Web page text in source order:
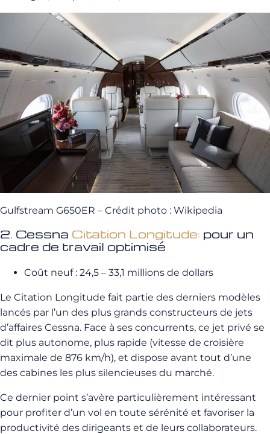
Gulfstream G650ER – Crédit photo : Wikipedia
2. Cessna Citation Longitude: pour un
cadre de travail optimisé
Coût neuf : 24,5 – 33,1 millions de dollars
Le Citation Longitude fait partie des derniers modèles
lancés par l’un des plus grands constructeurs de jets
d’affaires Cessna. Face à ses concurrents, ce jet privé se
dit plus autonome, plus rapide (vitesse de croisière
maximale de 876 km/h), et dispose avant tout d’une
des cabines les plus silencieuses du marché.
Ce dernier point s’avère particulièrement intéressant
pour profiter d’un vol en toute sérénité et favoriser la
productivité des dirigeants et de leurs collaborateurs.